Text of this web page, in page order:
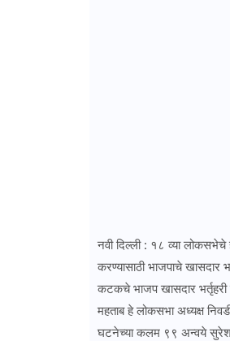
नवी दिल्ली : १८ व्या लोकसभेचे
करण्यासाठी भाजपाचे खासदार
कटकचे भाजप खासदार भर्तृहरी
महताब हे लोकसभा अध्यक्ष
घटनेच्या कलम ९९ अन्वये सुरेश